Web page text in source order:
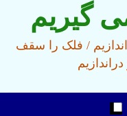
گیریم
/ فلک را سقف